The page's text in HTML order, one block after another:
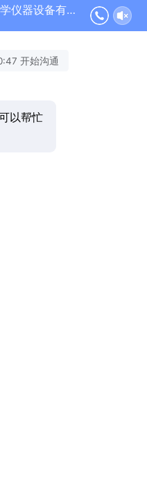
上海康谊医学教学仪器设备有限公司正在为您服务
开始沟通
以帮忙